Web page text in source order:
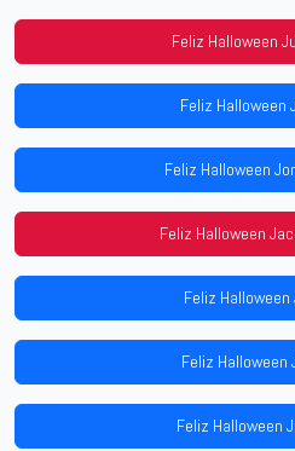
Feliz Halloween
Feliz Halloween
Feliz Halloween
Feliz Halloween
Feliz Halloween
Feliz Halloween
Feliz Halloween